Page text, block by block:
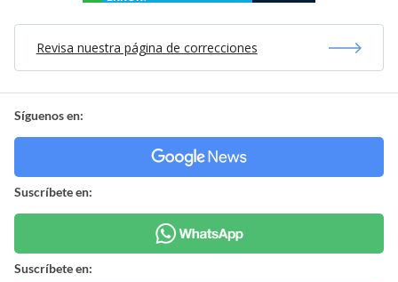
Revisa nuestra página de correcciones
Síguenos en:
Suscríbete en:
Suscríbete en: